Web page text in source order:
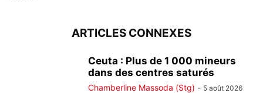
ARTICLES CONNEXES
Ceuta : Plus de 1 000 mineurs
dans des centres saturés
Chamberline Massoda (Stg) - 5 août 2026